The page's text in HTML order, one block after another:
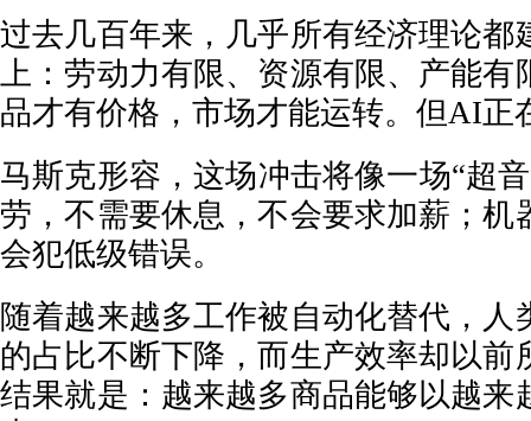
过去几百年来，几乎所有经济理论都
上：劳动力有限、资源有限、产能有
品才有价格，市场才能运转。但AI正
马斯克形容，这场冲击将像一场“超
劳，不需要休息，不会要求加薪；机
会犯低级错误。
随着越来越多工作被自动化替代，人
的占比不断下降，而生产效率却以前
结果就是：越来越多商品能够以越来